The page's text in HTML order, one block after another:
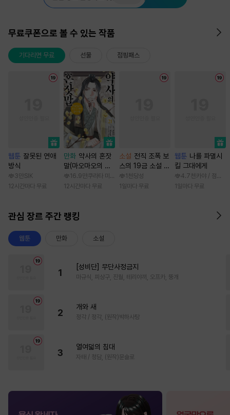
무료쿠폰으로 볼 수 있는 작품
기다리면 무료 선물 점핑패스
웹툰 잘못된 연애
방식
3만 SIK
12시간마다 무료
만화 약사의 혼잣
말(마오마오의 후
궁 수수께끼 풀이
수첩)
16.9만 쿠라타 미노지 / 휴우가 나츠
12시간마다 무료
소설 전직 조폭 보
스의 19금 소설 속
가정부 빙의기
1천 당성
1일마다 무료
웹툰 나를 파멸시
킬 그대에게
4.7천 카야 / 점면, (
1일마다 무료
관심 장르 주간 랭킹
웹툰 만화 소설
1
[성비단] 무단사정금지
마규식, 피상구, 진월, 테리야끼, 오프카, 뚱개
2
개와 새
정각 / 정각, (원작)박하사탕
3
열여덟의 침대
자태 / 청담, (원작)문슬로